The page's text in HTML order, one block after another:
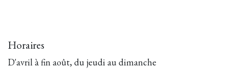
Horaires
D'avril à fin août, du jeudi au dimanche